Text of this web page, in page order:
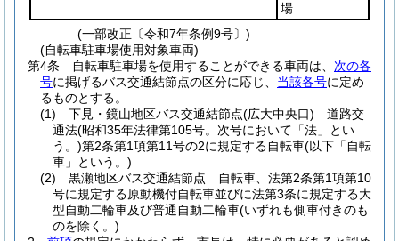
場
(一部改正〔令和7年条例9号〕)
(自転車駐車場使用対象車両)
第4条
自転車駐車場を使用することができる車両は、 次の各
号に掲げるバス交通結節点の区分に応じ、 当該各号に定め
るものとする。
(1)
下見・鏡山地区バス交通結節点(広大中央口) 道路交
通法(昭和35年法律第105号。次号において「法」とい
う。)第2条第1項第11号の2に規定する自転車(以下「自転
車」という。)
(2)
黒瀬地区バス交通結節点 自転車、法第2条第1項第10
号に規定する原動機付自転車並びに法第3条に規定する大
型自動二輪車及び普通自動二輪車(いずれも側車付きのも
のを除く。)